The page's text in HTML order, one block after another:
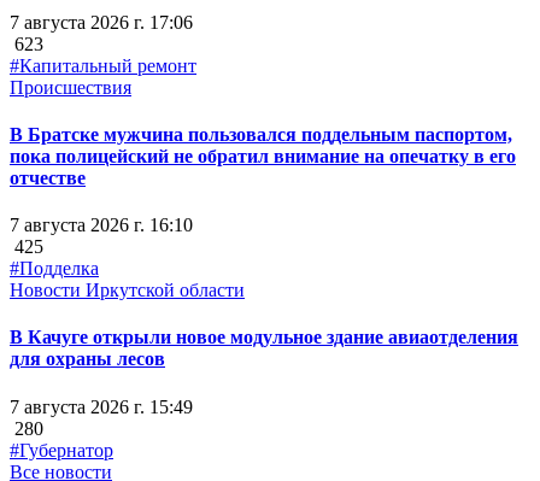
7 августа 2026 г. 17:06
623
#Капитальный ремонт
Происшествия
В Братске мужчина пользовался поддельным паспортом,
пока полицейский не обратил внимание на опечатку в его
отчестве
7 августа 2026 г. 16:10
425
#Подделка
Новости Иркутской области
В Качуге открыли новое модульное здание авиаотделения
для охраны лесов
7 августа 2026 г. 15:49
280
#Губернатор
Все новости